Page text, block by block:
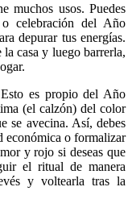
muchos usos. Puedes
celebración del Año
depurar tus energías.
casa y luego barrerla,
Esto es propio del Año
(el calzón) del color
se avecina. Así, debes
económica o formalizar
y rojo si deseas que
el ritual de manera
y voltearla tras la